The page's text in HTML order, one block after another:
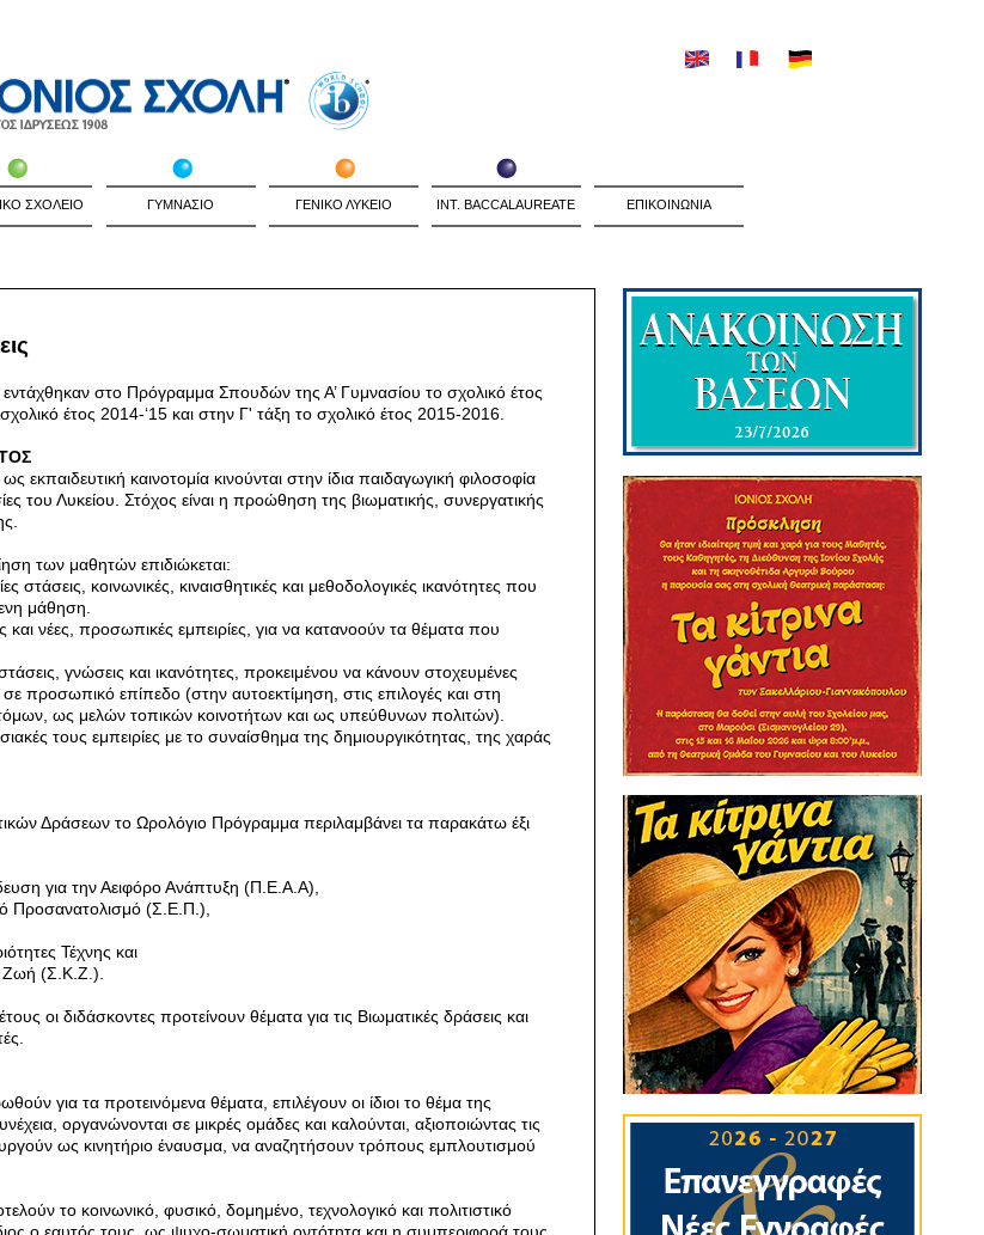
ΣΧΟΛΕΙΟ ΓΥΜΝΑΣΙΟ ΓΕΝΙΚΟ ΛΥΚΕΙΟ INT. BACCALAUREATE ΕΠΙΚΟΙΝΩΝΙΑ
εντάχθηκαν στο Πρόγραμμα Σπουδών της Α’ Γυμνασίου το σχολικό έτος
έτος 2014-‘15 και στην Γ' τάξη το σχολικό έτος 2015-2016.
εκπαιδευτική καινοτομία κινούνται στην ίδια παιδαγωγική φιλοσοφία
του Λυκείου. Στόχος είναι η προώθηση της βιωματικής, συνεργατικής
των μαθητών επιδιώκεται:
στάσεις, κοινωνικές, κιναισθητικές και μεθοδολογικές ικανότητες που
μάθηση.
και νέες, προσωπικές εμπειρίες, για να κατανοούν τα θέματα που
γνώσεις και ικανότητες, προκειμένου να κάνουν στοχευμένες
σε προσωπικό επίπεδο (στην αυτοεκτίμηση, στις επιλογές και στη
ως μελών τοπικών κοινοτήτων και ως υπεύθυνων πολιτών).
τους εμπειρίες με το συναίσθημα της δημιουργικότητας, της χαράς
Δράσεων το Ωρολόγιο Πρόγραμμα περιλαμβάνει τα παρακάτω έξι
για την Αειφόρο Ανάπτυξη (Π.Ε.Α.Α),
Προσανατολισμό (Σ.Ε.Π.),
Τέχνης και
Ζωή (Σ.Κ.Ζ.).
οι διδάσκοντες προτείνουν θέματα για τις Βιωματικές δράσεις και
για τα προτεινόμενα θέματα, επιλέγουν οι ίδιοι το θέμα της
οργανώνονται σε μικρές ομάδες και καλούνται, αξιοποιώντας τις
ως κινητήριο έναυσμα, να αναζητήσουν τρόπους εμπλουτισμού
το κοινωνικό, φυσικό, δομημένο, τεχνολογικό και πολιτιστικό
ο εαυτός τους ως ψυχο-σωματική οντότητα και η συμπεριφορά τους.